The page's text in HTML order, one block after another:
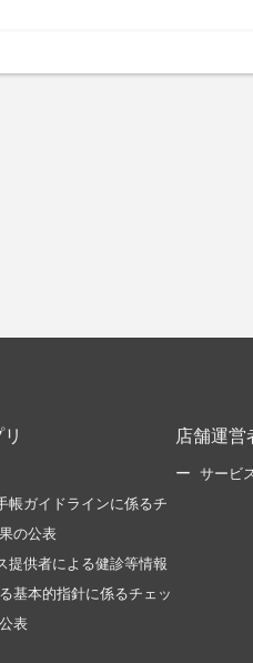
帳ガイドラインに係るチ
の公表
提供者による健診等情報
基本的指針に係るチェッ
表
店舗運営
サービ